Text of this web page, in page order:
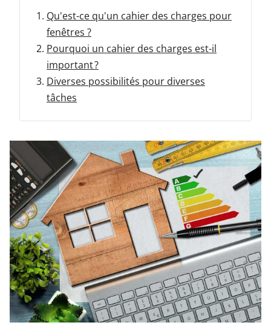
Clôtures et portails
M'identifier
Qu'est-ce qu'un cahier des charges pour
fenêtres ?
Pourquoi un cahier des charges est-il
important ?
Diverses possibilités pour diverses
tâches